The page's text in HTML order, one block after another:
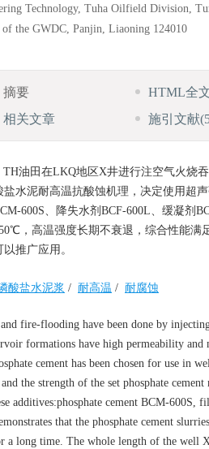
Technology, Tuha Oilfield Division,
the GWDC, Panjin, Liaoning 124010
摘要 HTML全
相关文章
施引文献
油田在LKQ地区X井进行注空气火烧
水泥耐高温抗酸蚀机理，决定使用超
600S、降失水剂BCF-600L、缓凝剂
，高温强度长期不衰退，综合性能满
推广应用。
酸盐水泥浆 / 耐高温 / 耐腐蚀
fire-flooding have been done by
formations have high permeability
cement has been chosen for use in
the strength of the set phosphate
additives:phosphate cement BCM-600S,
that the phosphate cement
a long time. The whole length of the well